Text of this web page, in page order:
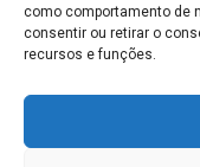
como comportamento de
consentir ou retirar o
recursos e funções.
informativo, servindo
interpretadas como